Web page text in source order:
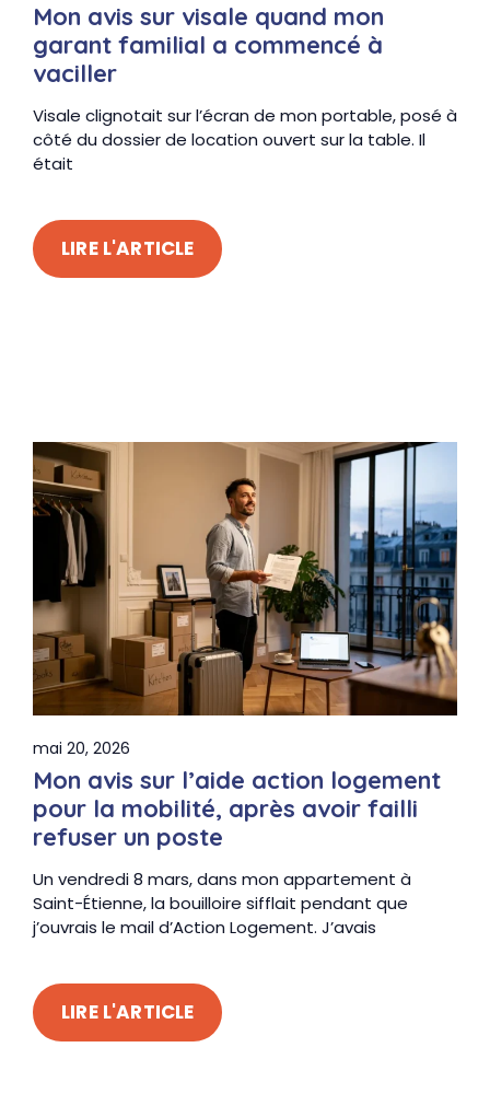
Mon avis sur visale quand mon
garant familial a commencé à
vaciller
Visale clignotait sur l’écran de mon portable, posé à
côté du dossier de location ouvert sur la table. Il
était
LIRE L'ARTICLE
mai 20, 2026
Mon avis sur l’aide action logement
pour la mobilité, après avoir failli
refuser un poste
Un vendredi 8 mars, dans mon appartement à
Saint-Étienne, la bouilloire sifflait pendant que
j’ouvrais le mail d’Action Logement. J’avais
LIRE L'ARTICLE